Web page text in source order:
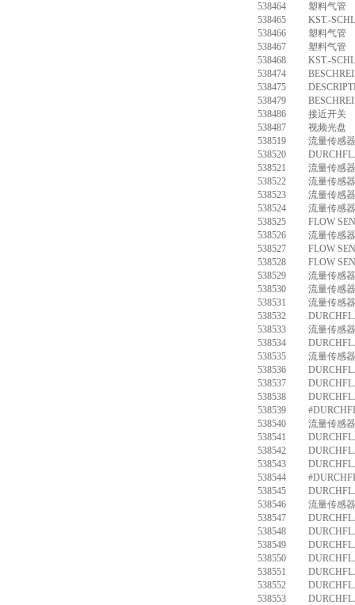
538464
塑料气管
538465
KST.-
538466
塑料气管
538467
塑料气管
538468
KST.-
538474
538475
538479
538486
接近开关
538487
视频光
538519
流量传感
538520
538521
流量传感
538522
流量传感
538523
流量传感
538524
流量传感
538525
FLOW
538526
流量传感
538527
FLOW
538528
FLOW
538529
流量传感
538530
流量传感
538531
流量传感
538532
538533
流量传感
538534
538535
流量传感
538536
538537
538538
538539
538540
流量传感
538541
538542
538543
538544
538545
538546
流量传感
538547
538548
538549
538550
538551
538552
538553